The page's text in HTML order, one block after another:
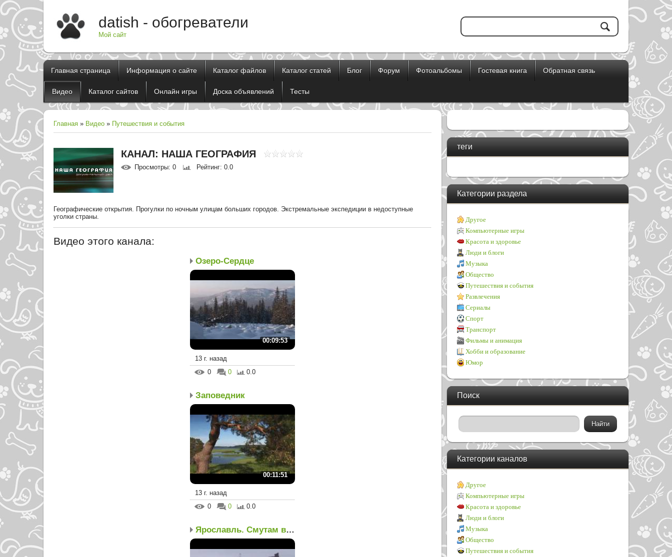
datish - обогреватели
Мой сайт
Главная страница Информация о сайте Каталог файлов Каталог статей Блог Форум Фотоальбомы Гостевая книга Обратная связь
Видео Каталог сайтов Онлайн игры Доска объявлений Тесты
Главная » Видео » Путешествия и события
КАНАЛ: НАША ГЕОГРАФИЯ
Просмотры: 0 Рейтинг: 0.0
Географические открытия. Прогулки по ночным улицам больших городов. Экстремальные экспедиции в недоступные
уголки страны.
Видео этого канала:
Озеро-Сердце
00:09:53
13 г. назад
0
0 0.0
Заповедник
00:11:51
13 г. назад
0
0 0.0
Ярославль. Смутам вопреки
теги
Категории раздела
Другое
Компьютерные игры
Красота и здоровье
Люди и блоги
Музыка
Общество
Путешествия и события
Развлечения
Сериалы
Спорт
Транспорт
Фильмы и анимация
Хобби и образование
Юмор
Поиск
Категории каналов
Другое
Компьютерные игры
Красота и здоровье
Люди и блоги
Музыка
Общество
Путешествия и события